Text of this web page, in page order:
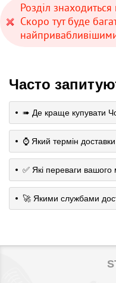
Розділ
Скоро тут буде
Часто
➠ Де краще купувати
⌚️ Який термін
✅ Які переваги вашого
🚀 Якими службами